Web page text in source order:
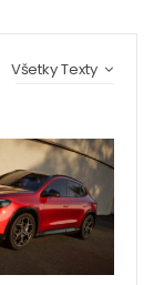
Všetky Texty